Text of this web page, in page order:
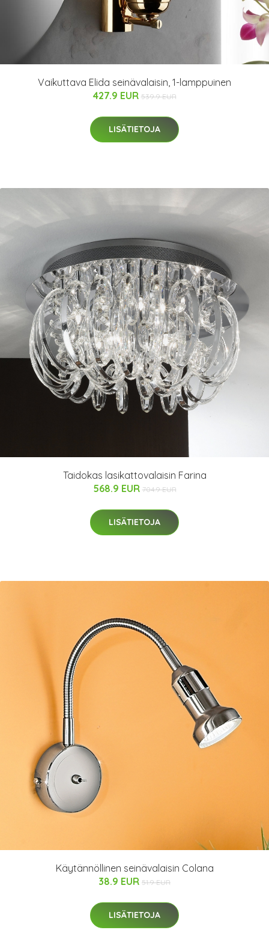
Vaikuttava Elida seinävalaisin, 1-lamppuinen
427.9 EUR 539.9 EUR
LISÄTIETOJA
Taidokas lasikattovalaisin Farina
568.9 EUR 704.9 EUR
LISÄTIETOJA
Käytännöllinen seinävalaisin Colana
38.9 EUR 51.9 EUR
LISÄTIETOJA